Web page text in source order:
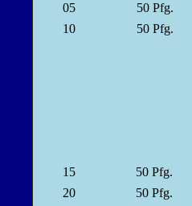
05 50 Pfg.
10
50 Pfg.
15 50 Pfg.
20
50 Pfg.